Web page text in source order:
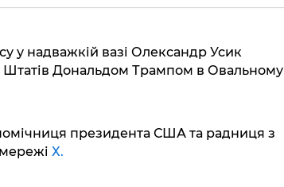
у надважкій вазі Олександр Усик
Штатів Дональдом Трампом в Овальному
президента США та радниця з
Х.